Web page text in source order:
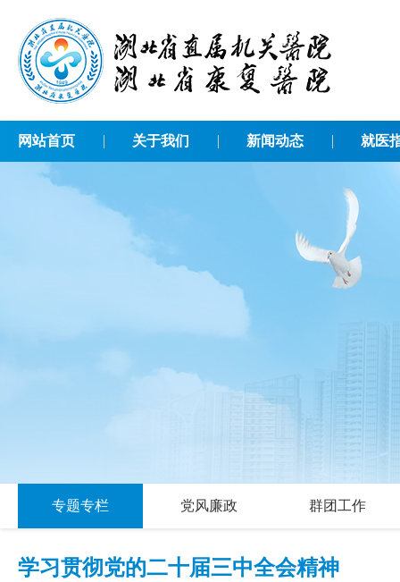
网站首页 关于我们 新闻动态 就医
专题专栏 党风廉政 群团工作
学习贯彻党的二十届三中全会精神